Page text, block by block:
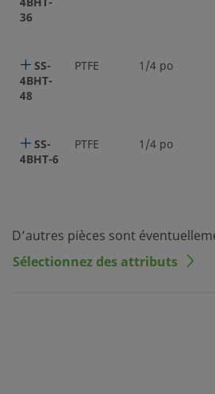
36
SS-
4BHT-
48
PTFE 1/4 po
SS-
4BHT-6
PTFE 1/4 po
D’autres pièces sont
Sélectionnez des attributs